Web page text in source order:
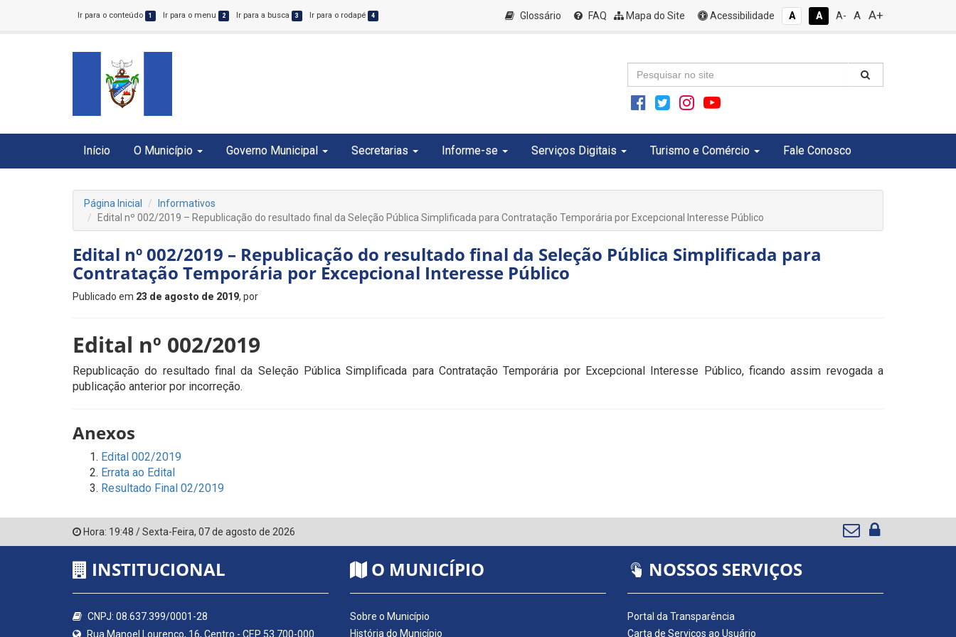
Ir para o conteúdo 1 Ir para o menu 2 Ir para a busca 3 Ir para o rodapé 4 Glossário FAQ Mapa do Site Acessibilidade A A A- A A+
Início O Município Governo Municipal Secretarias Informe-se Serviços Digitais Turismo e Comércio Fale Conosco
Página Inicial
Informativos
Edital nº 002/2019 – Republicação do resultado final da Seleção Pública Simplificada para Contratação Temporária por Excepcional Interesse Público
Edital nº 002/2019 – Republicação do resultado final da Seleção Pública Simplificada para
Contratação Temporária por Excepcional Interesse Público
Publicado em 23 de agosto de 2019, por
Edital nº 002/2019
Republicação do resultado final da Seleção Pública Simplificada para Contratação Temporária por Excepcional Interesse Público, ficando assim revogada a
publicação anterior por incorreção.
Anexos
Edital 002/2019
Errata ao Edital
Resultado Final 02/2019
Hora: 19:48 /Sexta-Feira, 07 de agosto de 2026
INSTITUCIONAL
CNPJ: 08.637.399/0001-28
Rua Manoel Lourenço, 16, Centro - CEP 53.700-000
O MUNICÍPIO
Sobre o Município
História do Município
NOSSOS SERVIÇOS
Portal da Transparência
Carta de Serviços ao Usuário